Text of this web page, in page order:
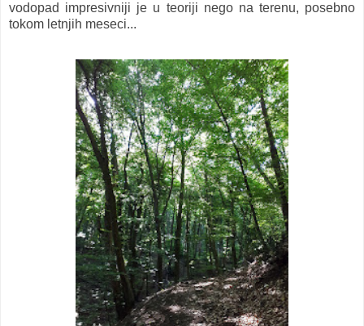
vodopad impresivniji je u teoriji nego na terenu, posebno
tokom letnjih meseci...